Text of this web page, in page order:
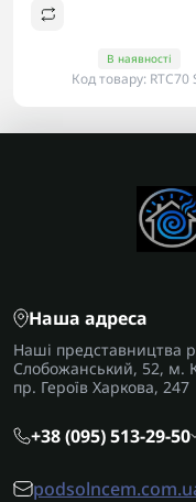
В наявності
Код товару: RTC70
Наша адреса
Наші представництва
Слобожанський, 52, м.
пр. Героїв Харкова, 247
+38 (095) 513-29-50